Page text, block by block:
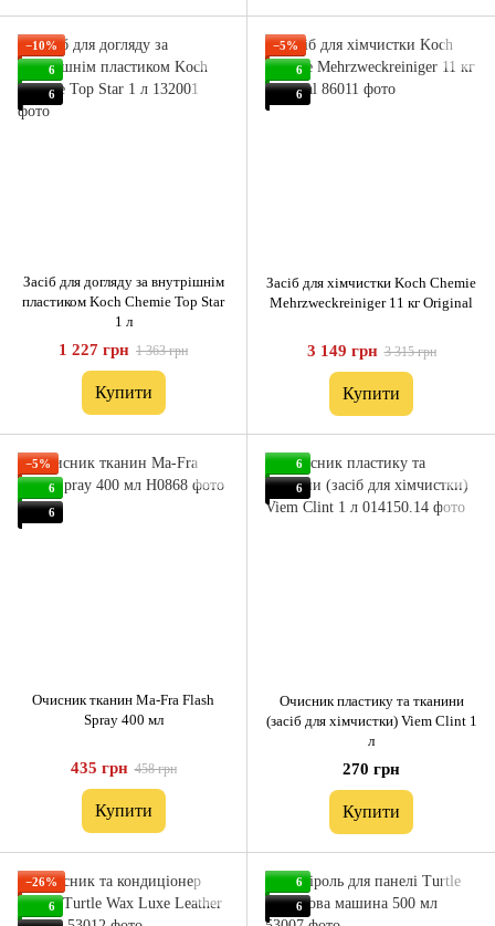
−10%
6
6
Засіб для догляду за внутрішнім
пластиком Koch Chemie Top Star
1 л
1 227 грн 1 363 грн
Купити
−5%
6
6
Засіб для хімчистки Koch Chemie
Mehrzweckreiniger 11 кг Original
3 149 грн 3 315 грн
Купити
−5%
6
6
Очисник тканин Ma-Fra Flash
Spray 400 мл
435 грн 458 грн
Купити
6
6
Очисник пластику та тканини
(засіб для хімчистки) Viem Clint 1
л
270 грн
Купити
−26%
6
6
6